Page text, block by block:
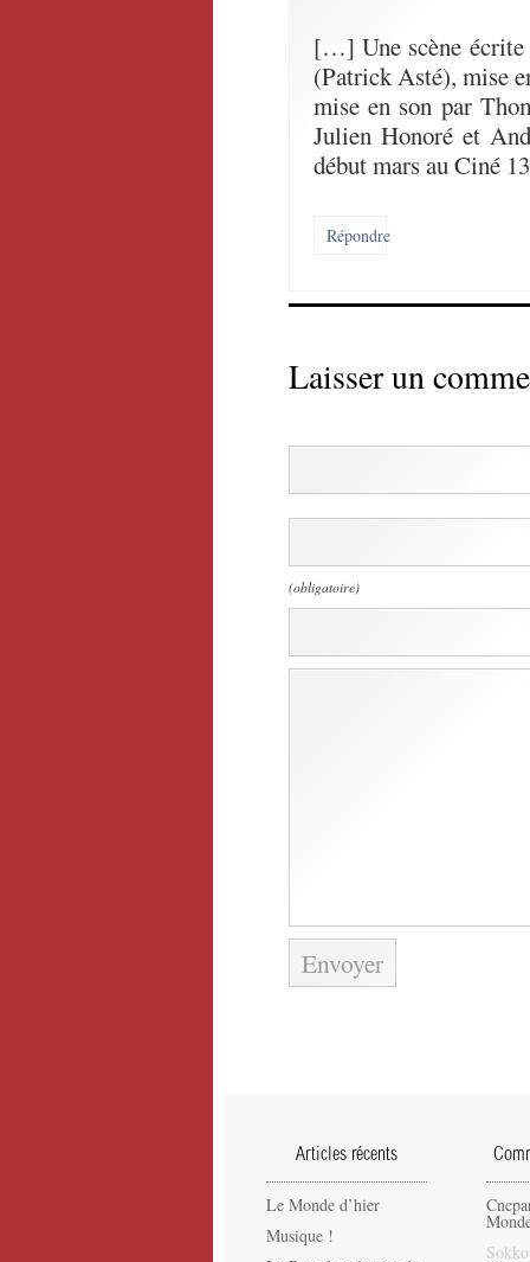
[…] Une scène écrite
(Patrick Asté), mise
mise en son par
Julien Honoré et
début mars au Ciné
Répondre
Laisser un
(obligatoire)
Articles récents
Le Monde d’hier
Musique !
Sokko